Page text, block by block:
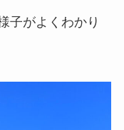
子がよくわかり